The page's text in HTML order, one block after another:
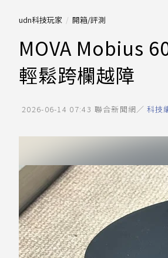
udn科技玩家 開箱/評測
MOVA Mobius
輕鬆跨欄越障
2026-06-14 07:43 聯合新聞網／ 科技